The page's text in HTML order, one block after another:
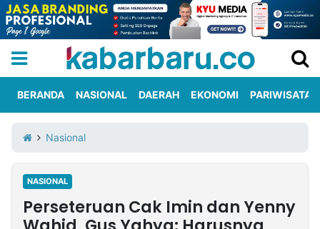
Iklan
Berita
Kami
Nasional
International
Olahraga
Entertainment
Daerah
Pariwisata
Kuliner
Kolom
BERANDA NASIONAL DAERAH EKONOMI PARIWISATA
Nasional
NASIONAL
Perseteruan Cak Imin dan Yenny